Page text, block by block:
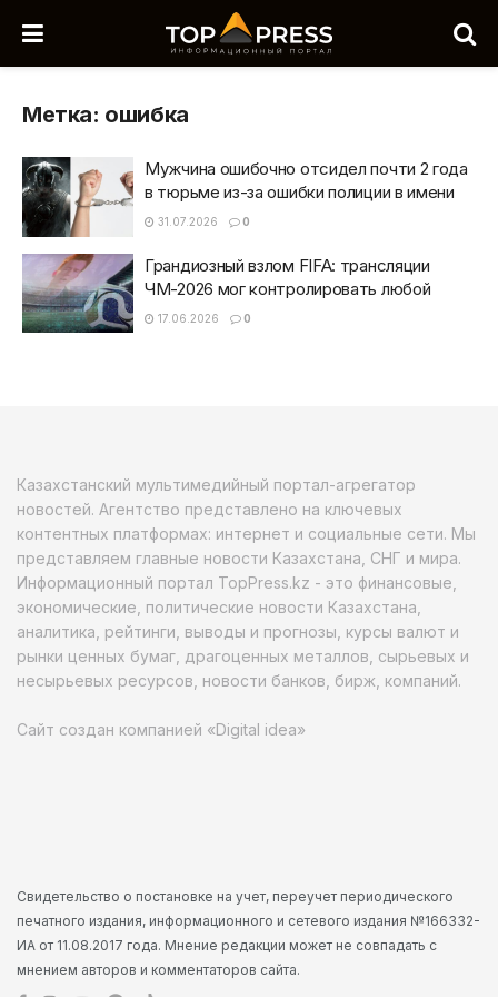
Метка: ошибка
Мужчина ошибочно отсидел почти 2 года
в тюрьме из-за ошибки полиции в имени
31.07.2026 0
Грандиозный взлом FIFA: трансляции
ЧМ-2026 мог контролировать любой
17.06.2026 0
Казахстанский мультимедийный портал-агрегатор
новостей. Агентство представлено на ключевых
контентных платформах: интернет и социальные сети. Мы
представляем главные новости Казахстана, СНГ и мира.
Информационный портал TopPress.kz - это финансовые,
экономические, политические новости Казахстана,
аналитика, рейтинги, выводы и прогнозы, курсы валют и
рынки ценных бумаг, драгоценных металлов, сырьевых и
несырьевых ресурсов, новости банков, бирж, компаний.
Сайт создан компанией «Digital idea»
Свидетельство о постановке на учет, переучет периодического
печатного издания, информационного и сетевого издания №166332-
ИА от 11.08.2017 года. Мнение редакции может не совпадать с
мнением авторов и комментаторов сайта.